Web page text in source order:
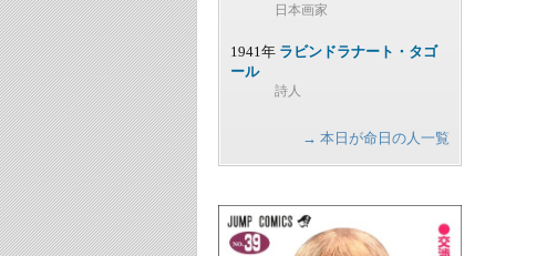
日本画家
1941年 ラビンドラナート・タゴ
ール
詩人
→ 本日が命日の人一覧